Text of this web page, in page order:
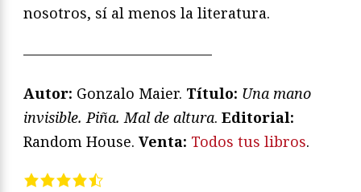
nosotros, sí al menos la literatura.
—————————————
Autor: Gonzalo Maier. Título: Una mano
invisible. Piña. Mal de altura. Editorial:
Random House. Venta: Todos tus libros.